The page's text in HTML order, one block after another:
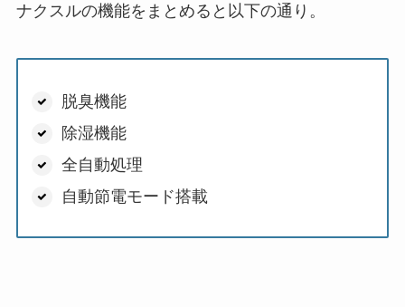
ナクスルの機能をまとめると以下の通り。
脱臭機能
除湿機能
全自動処理
自動節電モード搭載